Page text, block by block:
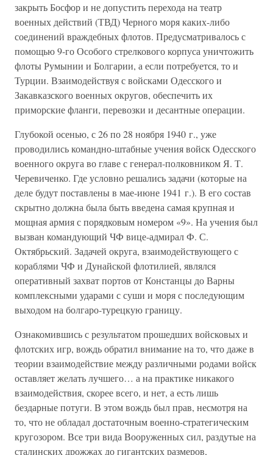
закрыть Босфор и не допустить перехода на театр
военных действий (ТВД) Черного моря каких-либо
соединений враждебных флотов. Предусматривалось с
помощью 9-го Особого стрелкового корпуса уничтожить
флоты Румынии и Болгарии, а если потребуется, то и
Турции. Взаимодействуя с войсками Одесского и
Закавказского военных округов, обеспечить их
приморские фланги, перевозки и десантные операции.
Глубокой осенью, с 26 по 28 ноября 1940 г., уже
проводились командно-штабные учения войск Одесского
военного округа во главе с генерал-полковником Я. Т.
Черевиченко. Где условно решались задачи (которые на
деле будут поставлены в мае-июне 1941 г.). В его состав
скрытно должна была быть введена самая крупная и
мощная армия с порядковым номером «9». На учения был
вызван командующий ЧФ вице-адмирал Ф. С.
Октябрьский. Задачей округа, взаимодействующего с
кораблями ЧФ и Дунайской флотилией, являлся
оперативный захват портов от Констанцы до Варны
комплексными ударами с суши и моря с последующим
выходом на болгаро-турецкую границу.
Ознакомившись с результатом прошедших войсковых и
флотских игр, вождь обратил внимание на то, что даже в
теории взаимодействие между различными родами войск
оставляет желать лучшего… а на практике никакого
взаимодействия, скорее всего, и нет, а есть лишь
бездарные потуги. В этом вождь был прав, несмотря на
то, что не обладал достаточным военно-стратегическим
кругозором. Все три вида Вооруженных сил, раздутые на
сталинских дрожжах до гигантских размеров,